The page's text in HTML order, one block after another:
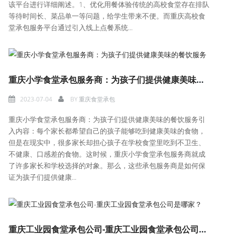
该平台进行详细阐述。1、优化用餐体验传统的高校食堂存在排队
等待时间长、菜品单一等问题，给学生带来不便。而重庆高校食
堂承包服务平台通过引入线上点餐系统...
重庆小学食堂承包服务商：为孩子们提供健康美味的餐饮服务
2023-07-04 BY重庆食堂承包
重庆小学食堂承包服务商：为孩子们提供健康美味的餐饮服务引
入内容：每个家长都希望自己的孩子能够吃到健康美味的食物，
但是在现实中，很多家长却担心孩子在学校食堂里吃到不卫生、
不健康、口感差的食物。这时候，重庆小学食堂承包服务商就成
了许多家长和学校选择的对象。那么，这些承包服务商是如何保
证为孩子们提供健康...
重庆工业园食堂承包公司-重庆工业园食堂承包公司是哪家？